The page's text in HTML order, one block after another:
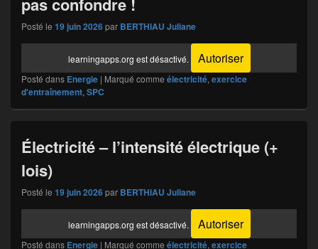
Posté le 19 juin 2026par BERTHIAU Juliane
learningapps.org est désactivé. Autoriser
Posté dans Energie | Marqué comme électricité, exercice
d'entraînement, SPC
Électricité – l’intensité électrique (+
lois)
Posté le 19 juin 2026par BERTHIAU Juliane
learningapps.org est désactivé. Autoriser
Posté dans Energie | Marqué comme électricité, exercice